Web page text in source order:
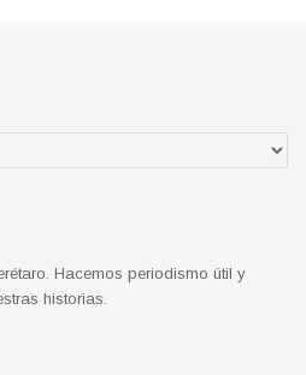
Hacemos periodismo útil y
historias.